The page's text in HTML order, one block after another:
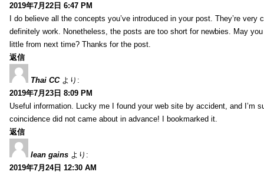
2019年7月22日 6:47 PM
I do believe all the concepts you’ve introduced in your post. They’re very
definitely work. Nonetheless, the posts are too short for newbies. May
little from next time? Thanks for the post.
返信
Thai CC より:
2019年7月23日 8:09 PM
Useful information. Lucky me I found your web site by accident, and I’m
coincidence did not came about in advance! I bookmarked it.
返信
lean gains より:
2019年7月24日 12:30 AM